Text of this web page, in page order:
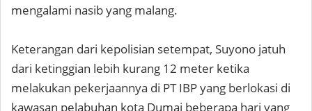
mengalami nasib yang malang.
Keterangan dari kepolisian setempat, Suyono jatuh
dari ketinggian lebih kurang 12 meter ketika
melakukan pekerjaannya di PT IBP yang berlokasi di
kawasan pelabuhan kota Dumai beberapa hari yang